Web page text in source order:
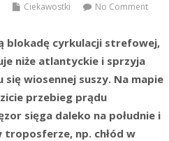
Ciekawostki No Comment
blokadę cyrkulacji strefowej,
niże atlantyckie i sprzyja
się wiosennej suszy. Na mapie
przebieg prądu
sięga daleko na południe i
troposferze, np. chłód w